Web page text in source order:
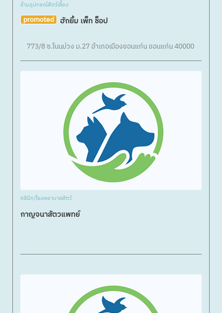
ร้านอุปกรณ์สัตว์เลี้ยง
promoted ฮักยิ้ม เพ็ท ช็อป
773/8 ซ.โนนม่วง ม.27 อำเภอเมืองขอนแก่น ขอนแก่น 40000
คลินิก/โรงพยาบาลสัตว์
กาญจนาสัตวแพทย์